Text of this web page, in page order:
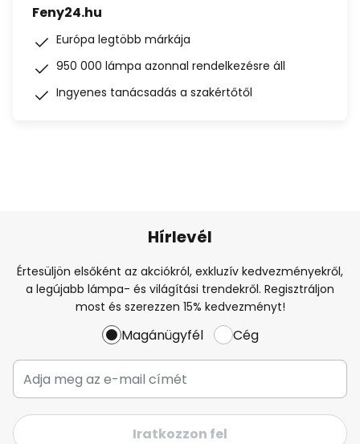
Feny24.hu
Európa legtöbb márkája
950 000 lámpa azonnal rendelkezésre áll
Ingyenes tanácsadás a szakértőtől
Hírlevél
Értesüljön elsőként az akciókról, exkluzív kedvezményekről,
a legújabb lámpa- és világítási trendekről. Regisztráljon
most és szerezzen 15% kedvezményt!
Magánügyfél Cég
Iratkozzon fel